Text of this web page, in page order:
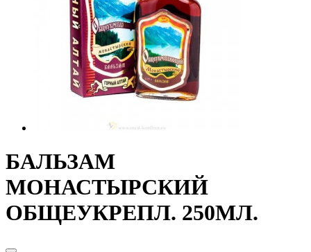
БАЛЬЗАМ
МОНАСТЫРСКИЙ
ОБЩЕУКРЕПЛ. 250МЛ.